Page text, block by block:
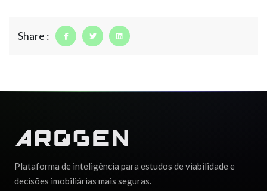
Share :
Plataforma de inteligência para estudos de viabilidade e
decisões imobiliárias mais seguras.